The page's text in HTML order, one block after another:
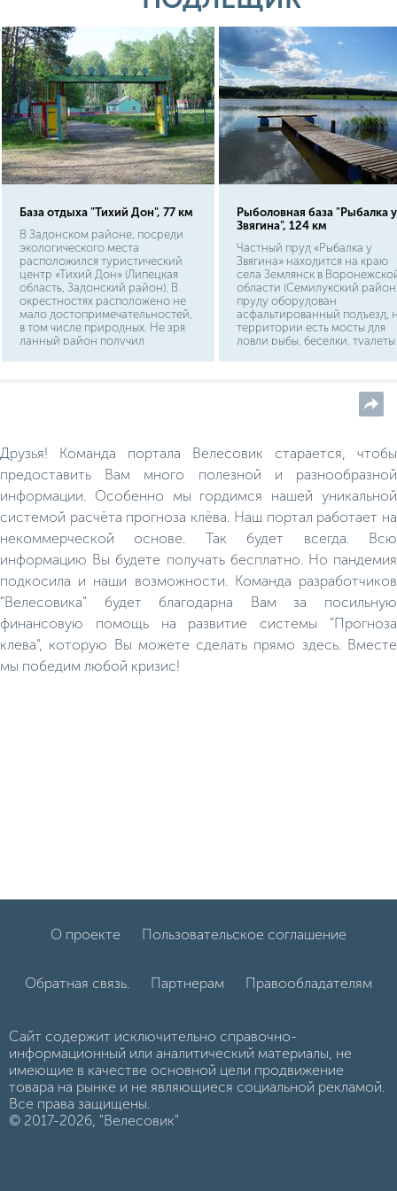
База отдыха "Тихий Дон", 77 км
В Задонском районе, посреди
экологического места
расположился туристический
центр «Тихий Дон» (Липецкая
область, Задонский район). В
окрестностях расположено не
мало достопримечательностей,
в том числе природных. Не зря
данный район получил
Рыболовная база "Рыбалка у
Звягина", 124 км
Частный пруд «Рыбалка у
Звягина» находится на краю
села Землянск в
области (Семилукский
пруду оборудован
асфальтированный подъезд,
территории есть мосты для
ловли рыбы, беседки,
территория рыболовной
не оборудована. Рыболовные
снасти нужно привезти с
Друзья! Команда портала Велесовик старается, чтобы
предоставить Вам много полезной и разнообразной
информации. Особенно мы гордимся нашей уникальной
системой расчёта прогноза клёва. Наш портал работает на
некоммерческой основе. Так будет всегда. Всю
информацию Вы будете получать бесплатно. Но пандемия
подкосила и наши возможности. Команда разработчиков
"Велесовика" будет благодарна Вам за посильную
финансовую помощь на развитие системы "Прогноза
клева", которую Вы можете сделать прямо здесь. Вместе
мы победим любой кризис!
О проекте Пользовательское соглашение
Обратная связь. Партнерам Правообладателям
Сайт содержит исключительно справочно-
информационный или аналитический материалы, не
имеющие в качестве основной цели продвижение
товара на рынке и не являющиеся социальной рекламой.
Все права защищены.
© 2017-2026, "Велесовик"